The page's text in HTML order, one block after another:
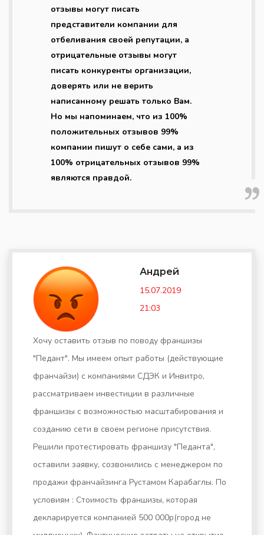
отзывы могут писать
представители компании для
отбеливания своей репутации, а
отрицательные отзывы могут
писать конкуренты организации,
доверять или не верить
написанному решать только Вам.
Но мы напоминаем, что из 100%
положительных отзывов 99%
компании пишут о себе сами, а из
100% отрицательных отзывов 99%
являются правдой.
Андрей
15.07.2019
21:03
Хочу оставить отзыв по поводу франшизы
"Педант". Мы имеем опыт работы (действующие
франчайзи) с компаниями СДЭК и Инвитро,
рассматриваем инвестиции в различные
франшизы с возможностью масштабирования и
созданию сети в своем регионе присутствия.
Решили протестировать франшизу "Педанта",
оставили заявку, созвонились с менеджером по
продажи франчайзинга Рустамом Карабаглы. По
условиям : Стоимость франшизы, которая
декларируется компанией 500 000р(город не